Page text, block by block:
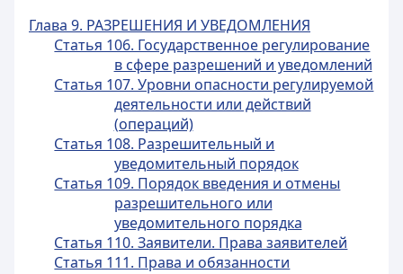
Глава 9. РАЗРЕШЕНИЯ И УВЕДОМЛЕНИЯ
Статья 106. Государственное регулирование
в сфере разрешений и уведомлений
Статья 107. Уровни опасности регулируемой
деятельности или действий
(операций)
Статья 108. Разрешительный и
уведомительный порядок
Статья 109. Порядок введения и отмены
разрешительного или
уведомительного порядка
Статья 110. Заявители. Права заявителей
Статья 111. Права и обязанности